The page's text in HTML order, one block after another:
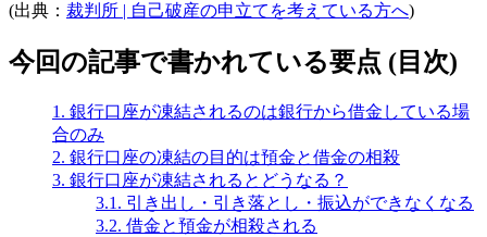
(出典： 裁判所 | 自己破産の申立てを考えている方へ)
今回の記事で書かれている要点 (目次)
1. 銀行口座が凍結されるのは銀行から借金している場
合のみ
2. 銀行口座の凍結の目的は預金と借金の相殺
3. 銀行口座が凍結されるとどうなる？
3.1. 引き出し・引き落とし・振込ができなくなる
3.2. 借金と預金が相殺される